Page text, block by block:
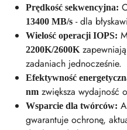
Prędkość sekwencyjna:
13400 MB/s - dla
Wielość operacji IOPS:
2200K/2600K
zadaniach jednocześnie.
Efektywność
nm zwiększa wydajność o
Wsparcie dla twórców:
gwarantuje ochronę,